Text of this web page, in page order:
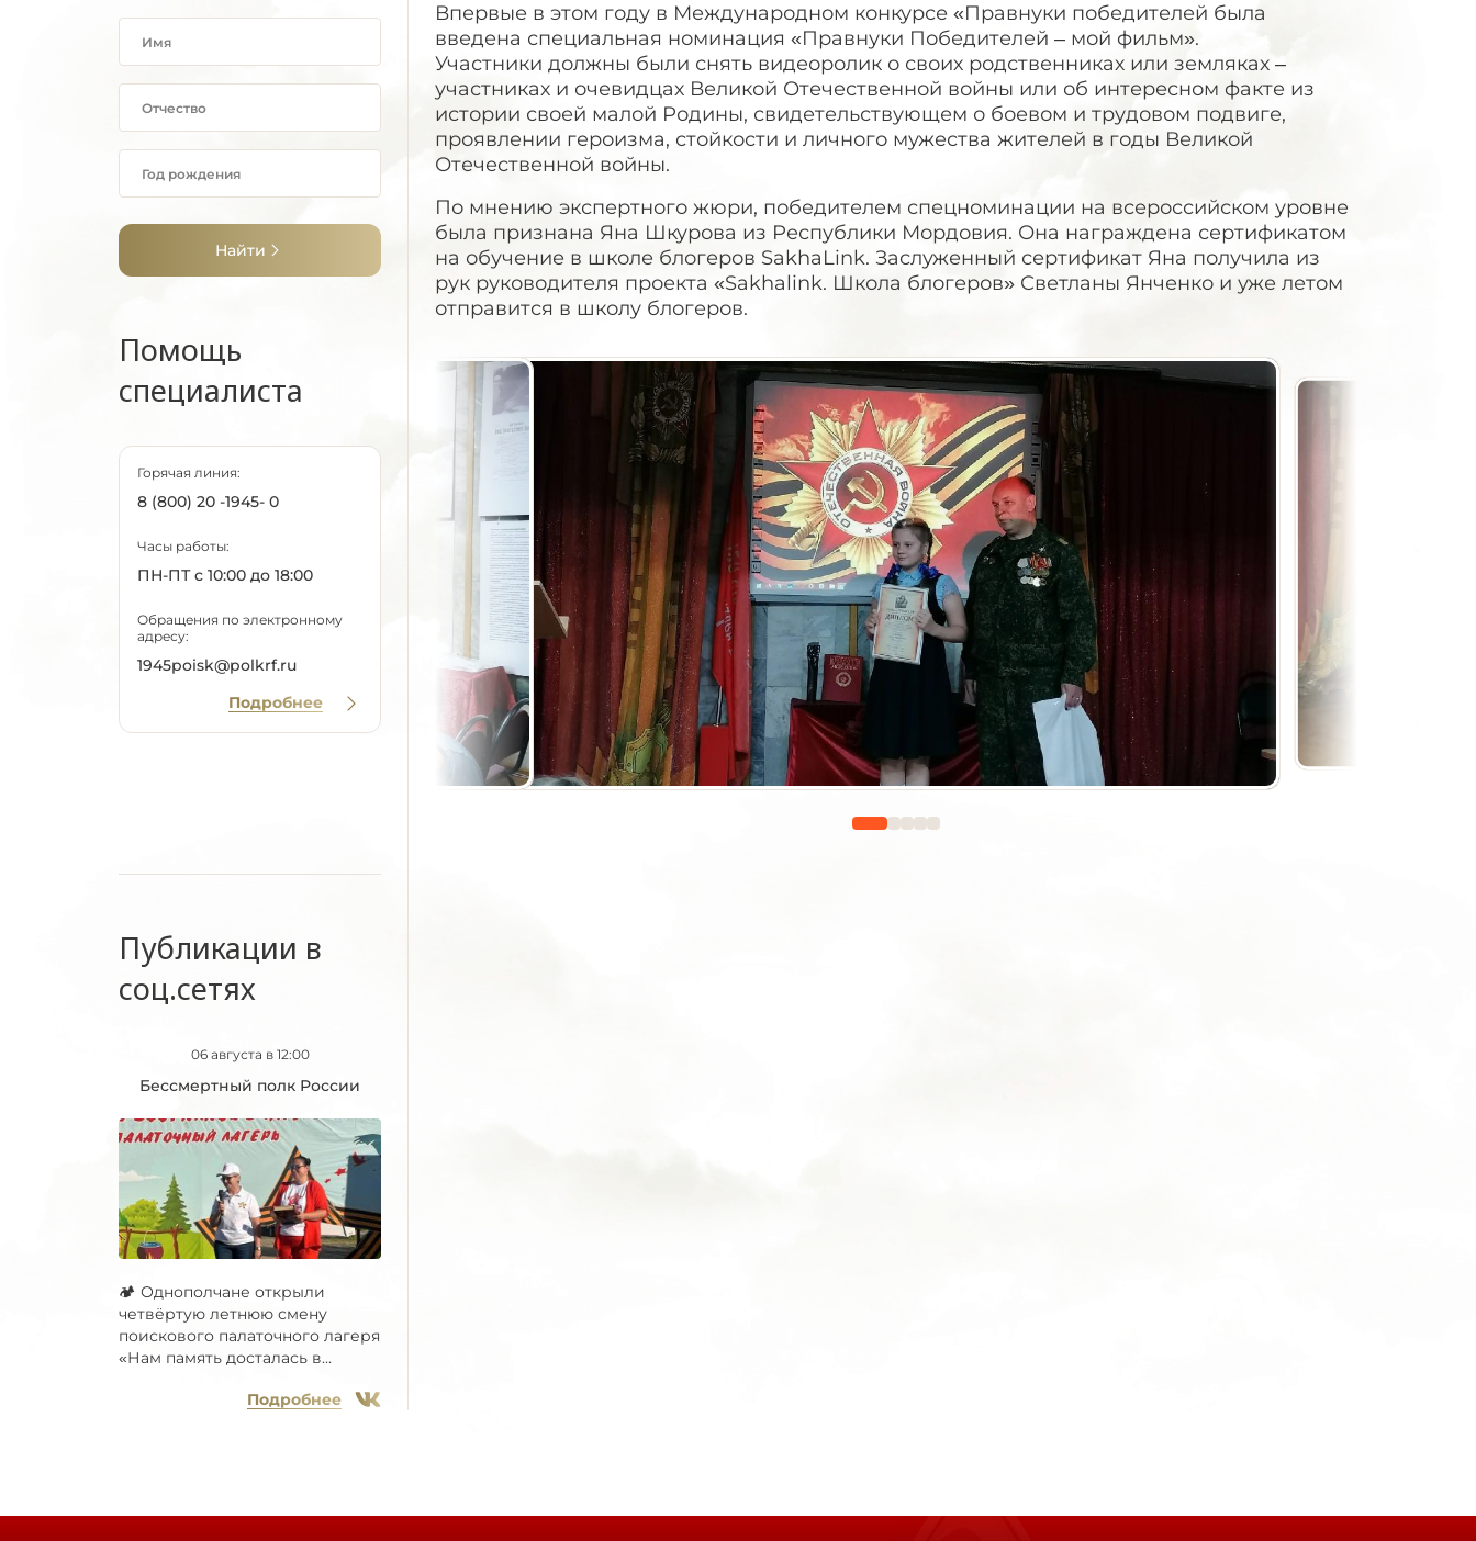
Найти
Помощь
специалиста
Горячая линия:
8 (800) 20 -1945- 0
Часы работы:
ПН-ПТ с 10:00 до 18:00
Обращения по электронному
адресу:
1945poisk@polkrf.ru
Подробнее
Публикации в
соц.сетях
06 августа в 12:00
Бессмертный полк России
🏕 Однополчане открыли
четвёртую летнюю смену
поискового палаточного лагеря
«Нам память досталась в...
Подробнее
Впервые в этом году в Международном конкурсе «Правнуки победителей была
введена специальная номинация «Правнуки Победителей – мой фильм».
Участники должны были снять видеоролик о своих родственниках или земляках –
участниках и очевидцах Великой Отечественной войны или об интересном факте из
истории своей малой Родины, свидетельствующем о боевом и трудовом подвиге,
проявлении героизма, стойкости и личного мужества жителей в годы Великой
Отечественной войны.
По мнению экспертного жюри, победителем спецноминации на всероссийском уровне
была признана Яна Шкурова из Республики Мордовия. Она награждена сертификатом
на обучение в школе блогеров SakhaLink. Заслуженный сертификат Яна получила из
рук руководителя проекта «Sakhalink. Школа блогеров» Светланы Янченко и уже летом
отправится в школу блогеров.